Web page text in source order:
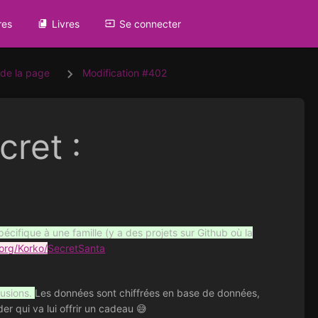
Livres Se connecter
la page Modification #402
:
à une famille (y a des projets sur Github où la
Korko/SecretSanta
Les données sont chiffrées en base de données,
qui va lui offrir un cadeau 😅